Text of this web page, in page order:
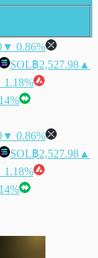
▼ 0.86%
SOL฿2,527.98 ▲
1.18%
▼ 0.86%
SOL฿2,527.98 ▲
1.18%